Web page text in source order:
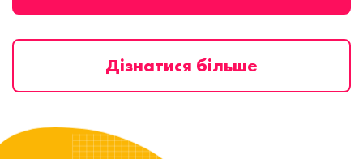
Дізнатися більше